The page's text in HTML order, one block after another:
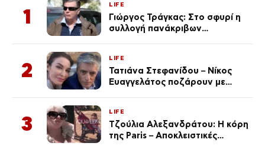
1
LIFE
Γιώργος Τράγκας: Στο σφυρί η
συλλογή πανάκριβων
2
LIFE
Τατιάνα Στεφανίδου – Νίκος
Ευαγγελάτος ποζάρουν με
3
LIFE
Τζούλια Αλεξανδράτου: Η κόρη
της Paris – Αποκλειστικές